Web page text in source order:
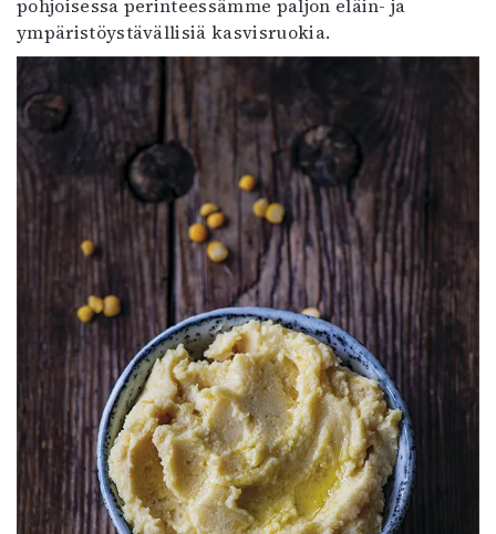
pohjoisessa perinteessämme paljon eläin- ja
ympäristöystävällisiä kasvisruokia.